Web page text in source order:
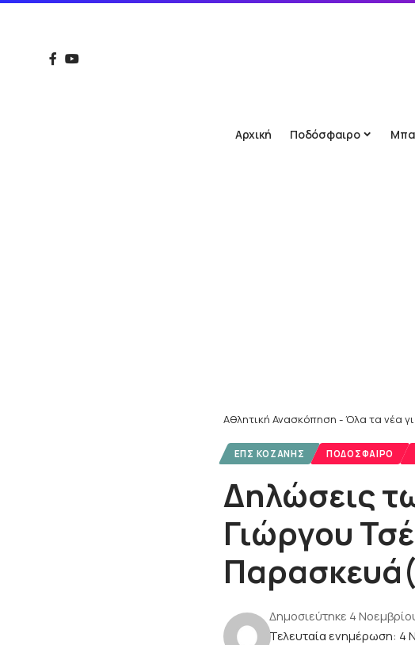
Αρχική Ποδόσφαιρο
Αθλητική Ανασκόπηση - Όλα τα νέα
ΕΠΣ ΚΟΖΆΝΗΣ ΠΟΔΌΣΦΑΙΡΟ
Δηλώσεις
Γιώργου
Τελευταία ενημέρωση: 4
Δημοσιεύτηκε 4